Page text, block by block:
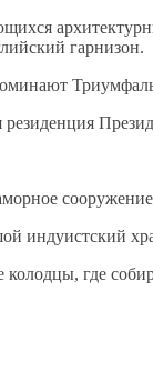
гарнизон.
индуистский
где